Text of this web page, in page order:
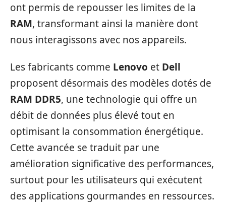
ont permis de repousser les limites de la
RAM, transformant ainsi la manière dont
nous interagissons avec nos appareils.
Les fabricants comme Lenovo et Dell
proposent désormais des modèles dotés de
RAM DDR5, une technologie qui offre un
débit de données plus élevé tout en
optimisant la consommation énergétique.
Cette avancée se traduit par une
amélioration significative des performances,
surtout pour les utilisateurs qui exécutent
des applications gourmandes en ressources.